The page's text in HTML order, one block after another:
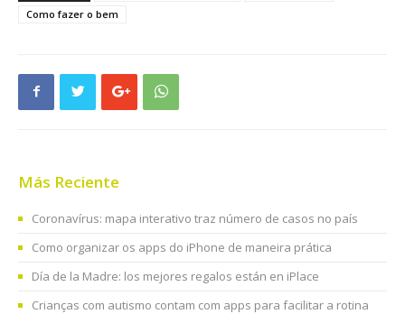
Como fazer o bem
Más Reciente
Coronavírus: mapa interativo traz número de casos no país
Como organizar os apps do iPhone de maneira prática
Día de la Madre: los mejores regalos están en iPlace
Crianças com autismo contam com apps para facilitar a rotina